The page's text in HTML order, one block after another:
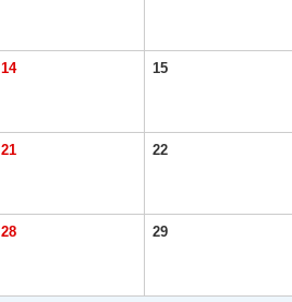
14 15
21 22
28 29